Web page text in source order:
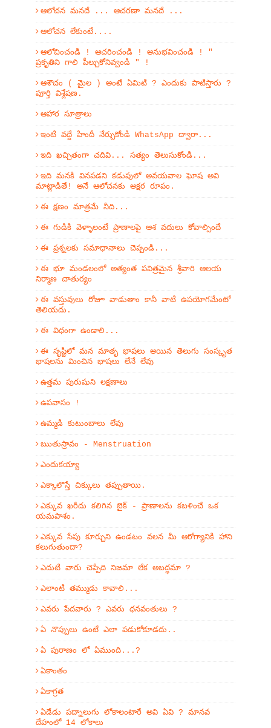
ఆలోచన మనదే ... ఆచరణా మనదే ...
ఆలోచన లేకుంటే....
ఆలోచించండి ! ఆచరించండి ! అనుభవించండి ! "
ప్రకృతిని గాలి పీల్చుకోనివ్వండి " !
ఆశౌచం ( మైల ) అంటే ఏమిటి ? ఎందుకు పాటిస్తారు ?
పూర్తి విశ్లేషణ.
ఆహార సూత్రాలు
ఇంటి వద్దే హిందీ నేర్చుకోండి WhatsApp ద్వారా...
ఇది ఖచ్చితంగా చదివి... సత్యం తెలుసుకోండి...
ఇది మనకి వినపడని కడుపులో అవయవాల ఘోష అవి
మాట్లాడితే! అనే ఆలోచనకు అక్షర రూపం.
ఈ క్షణం మాత్రమే నీది...
ఈ గుడికి వెళ్ళాలంటే ప్రాణాలపై ఆశ వదులు కోవాల్సిందే
ఈ ప్రశ్నలకు సమాధానాలు చెప్పండి...
ఈ భూ మండలంలో అత్యంత పవిత్రమైన శ్రీవారి ఆలయ
నిర్మాణ చాతుర్యం
ఈ వస్తువులు రోజూ వాడుతాం కానీ వాటి ఉపయోగమేంటో
తెలియదు.
ఈ విధంగా ఉండాలి...
ఈ సృష్టిలో మన మాతృ భాషలు అయిన తెలుగు సంస్కృత
భాషలను మించిన భాషలు లేనే లేవు
ఉత్తమ పురుషుని లక్షణాలు
ఉపవాసం !
ఉమ్మడి కుటుంబాలు లేవు
ఋతుస్రావం - Menstruation
ఎందుకయ్యా
ఎక్కాలొస్తే చిక్కులు తప్పుతాయి.
ఎక్కువ ఖరీదు కలిగిన బైక్ - ప్రాణాలను కబళించే ఒక
యమపాశం.
ఎక్కువ సేపు కూర్చుని ఉండటం వలన మీ ఆరోగ్యానికి హాని
కలుగుతుందా?
ఎదుటి వారు చెప్పేది నిజమా లేక అబద్ధమా ?
ఎలాంటి తమ్ముడు కావాలి...
ఎవరు పేదవారు ? ఎవరు ధనవంతులు ?
ఏ నొప్పులు ఉంటే ఎలా పడుకోకూడదు..
ఏ పురాణం లో ఏముంది...?
ఏకాంతం
ఏకాగ్రత
ఏడేడు పద్నాలుగు లోకాలంటారే అవి ఏవి ? మానవ
దేహంలో 14 లోకాలు